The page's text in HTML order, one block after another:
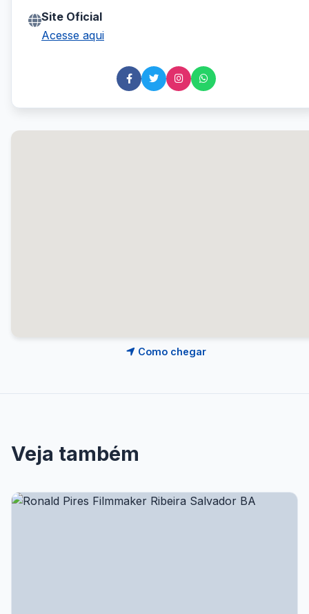
Site Oficial
Acesse aqui
Como chegar
Veja também